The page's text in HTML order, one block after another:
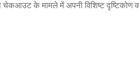
के मामले में अपनी विशिष्ट दृष्टिकोण
घरेलू सामान से लेकर... सब कुछ रखते हैं।